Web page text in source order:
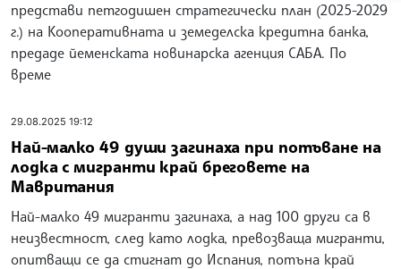
представи петгодишен стратегически план (2025-2029
г.) на Кооперативната и земеделска кредитна банка,
предаде йеменската новинарска агенция САБА. По
време
29.08.2025 19:12
Най-малко 49 души загинаха при потъване на
лодка с мигранти край бреговете на
Мавритания
Най-малко 49 мигранти загинаха, а над 100 други са в
неизвестност, след като лодка, превозваща мигранти,
опитващи се да стигнат до Испания, потъна край